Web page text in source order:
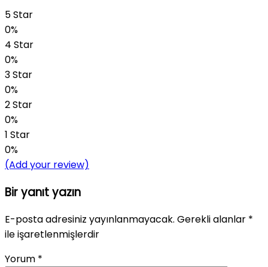
5 Star
0%
4 Star
0%
3 Star
0%
2 Star
0%
1 Star
0%
(Add your review)
Bir yanıt yazın
E-posta adresiniz yayınlanmayacak. Gerekli alanlar *
ile işaretlenmişlerdir
Yorum *